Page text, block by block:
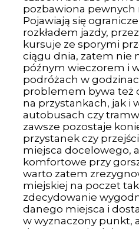
pozbawiona
Pojawiają się
rozkładem jazdy,
kursuje ze sporymi
ciągu dnia, zatem nie
późnym wieczorem i
podróżach w
problemem bywa też
na przystankach, jak i
autobusach czy
zawsze pozostaje
przystanek czy
miejsca docelowego,
komfortowe przy
warto zatem
miejskiej na poczet
zdecydowanie
danego miejsca i
w wyznaczony punkt,